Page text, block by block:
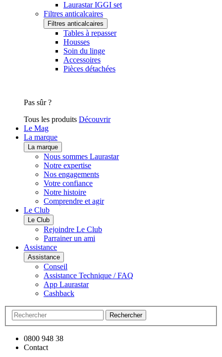
Laurastar IGGI set
Filtres anticalcaires
Filtres anticalcaires
Tables à repasser
Housses
Soin du linge
Accessoires
Pièces détachées
Pas sûr ?
Tous les produits Découvrir
Le Mag
La marque
La marque
Nous sommes Laurastar
Notre expertise
Nos engagements
Votre confiance
Notre histoire
Comprendre et agir
Le Club
Le Club
Rejoindre Le Club
Parrainer un ami
Assistance
Assistance
Conseil
Assistance Technique / FAQ
App Laurastar
Cashback
Rechercher
0800 948 38
Contact